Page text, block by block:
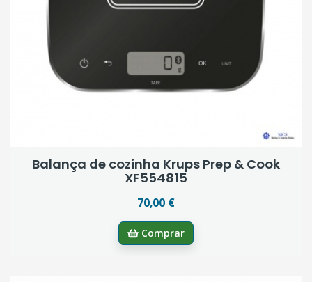
Balança de cozinha Krups Prep & Cook
XF554815
70,00 €
Comprar